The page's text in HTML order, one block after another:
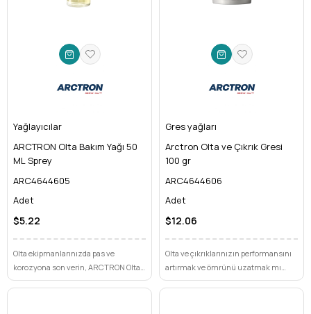
Yağlayıcılar
ARCTRON Olta Bakım Yağı 50
ML Sprey
ARC4644605
Adet
$5.22
Olta ekipmanlarınızda pas ve
korozyona son verin, ARCTRON Olta
Bakım Yağı ile maksimum
Gres yağları
Arctron Olta ve Çıkrık Gresi
100 gr
ARC4644606
Adet
$12.06
Olta ve çıkrıklarınızın performansını
artırmak ve ömrünü uzatmak mı
istiyorsunuz? Arctron Olta ve Çıkrık